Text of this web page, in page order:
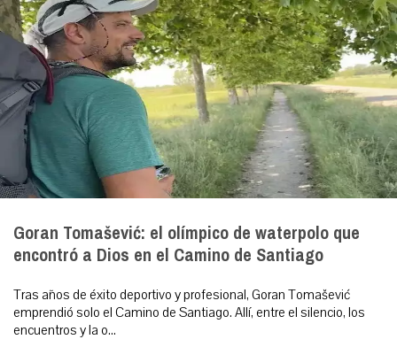
Goran Tomašević: el olímpico de waterpolo que
encontró a Dios en el Camino de Santiago
Tras años de éxito deportivo y profesional, Goran Tomašević
emprendió solo el Camino de Santiago. Allí, entre el silencio, los
encuentros y la o...